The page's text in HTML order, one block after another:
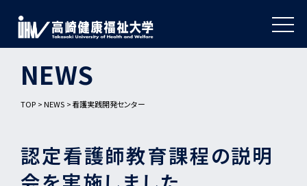
NEWS
TOP NEWS 看護実践開発センター
認定看護師教育課程の説明